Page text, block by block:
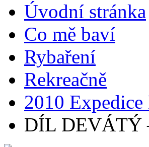
Úvodní stránka
Co mě baví
Rybaření
Rekreačně
2010
DÍL DEVÁTÝ